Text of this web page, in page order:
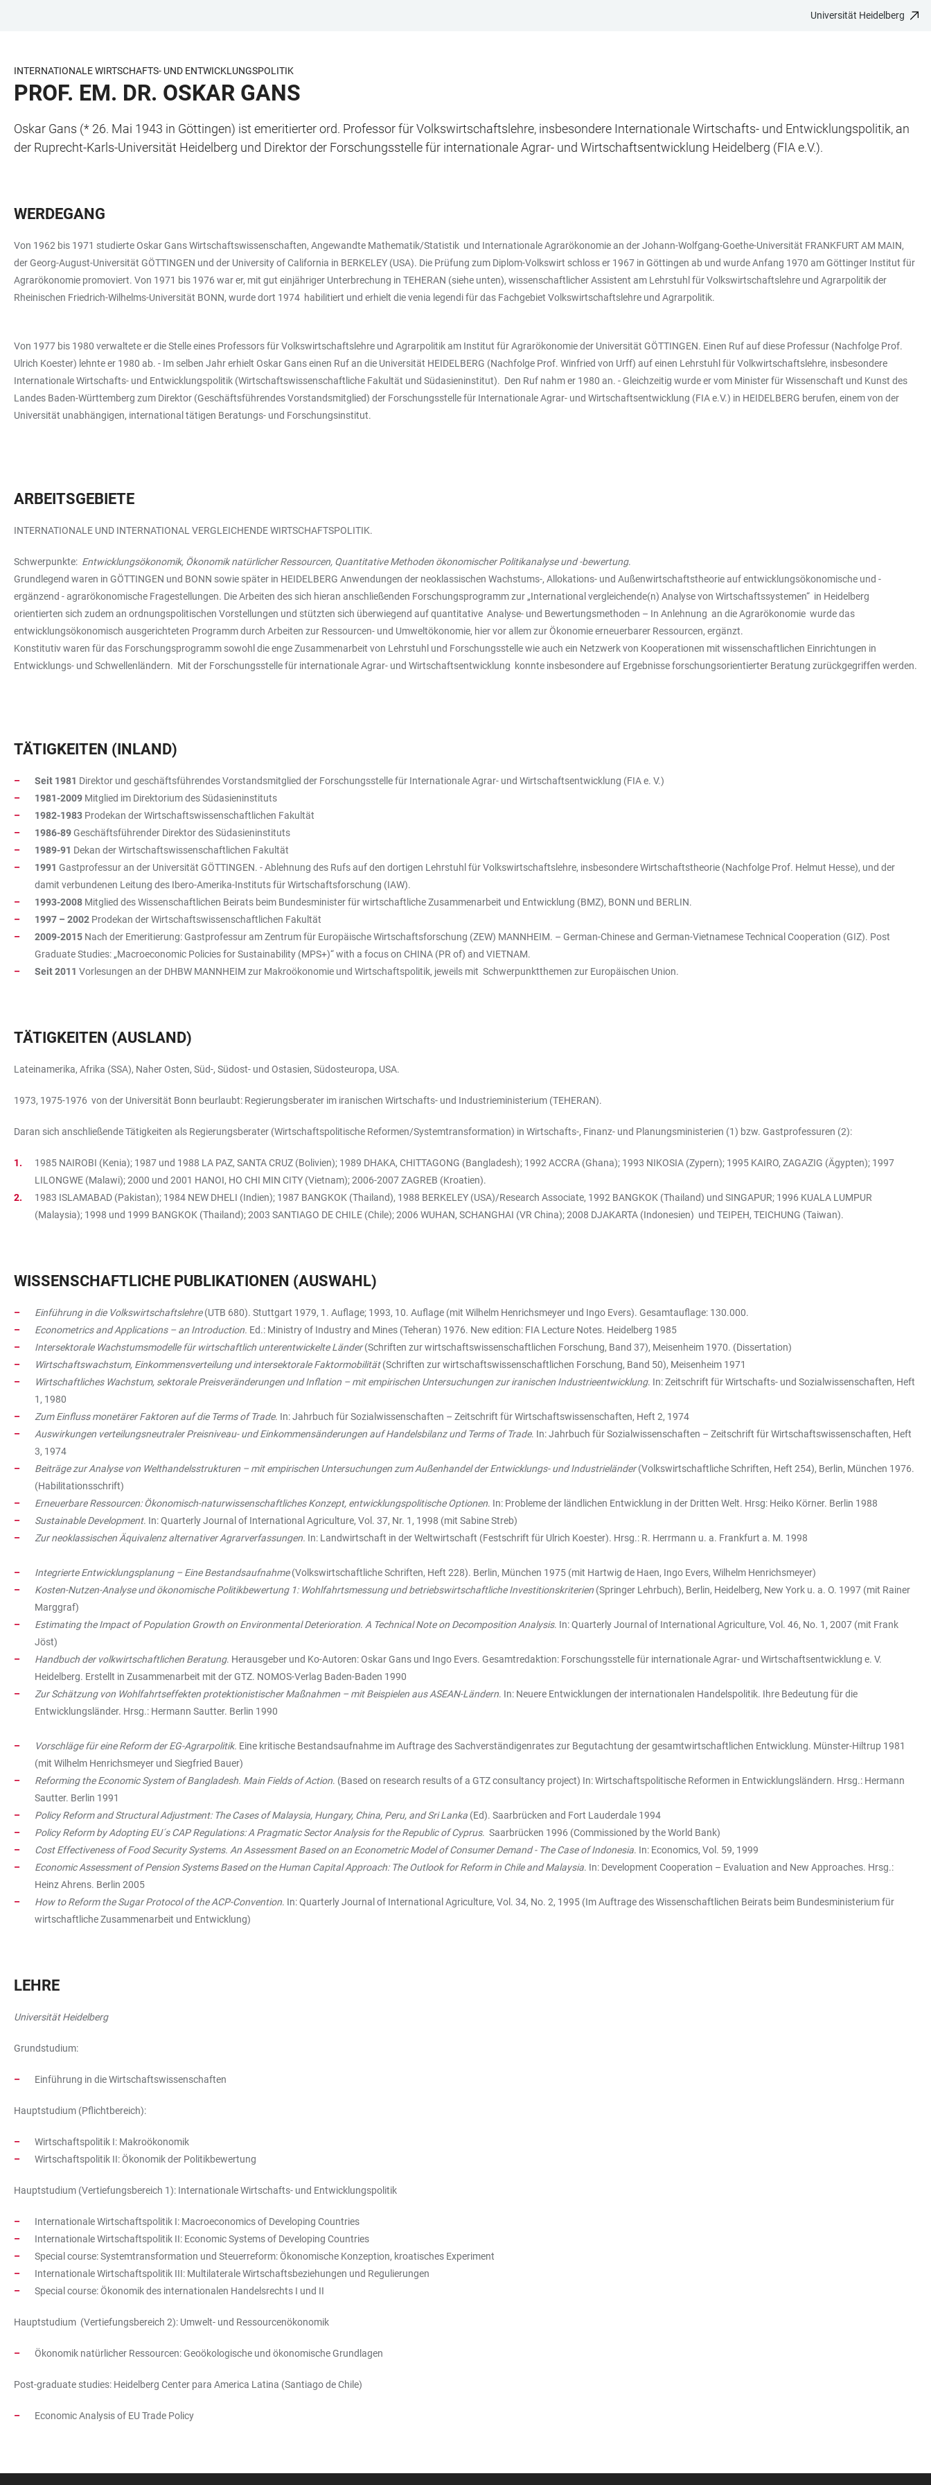
BARRIEREFREIHEIT
Universität Heidelberg
INTERNATIONALE WIRTSCHAFTS- UND ENTWICKLUNGSPOLITIK
PROF. EM. DR. OSKAR GANS
Oskar Gans (* 26. Mai 1943 in Göttingen) ist emeritierter ord. Professor für Volkswirtschaftslehre, insbesondere Internationale Wirtschafts- und Entwicklungspolitik, an
der Ruprecht-Karls-Universität Heidelberg und Direktor der Forschungsstelle für internationale Agrar- und Wirtschaftsentwicklung Heidelberg (FIA e.V.).
WERDEGANG
Von 1962 bis 1971 studierte Oskar Gans Wirtschaftswissenschaften, Angewandte Mathematik/Statistik und Internationale Agrarökonomie an der Johann-Wolfgang-Goethe-Universität FRANKFURT AM MAIN,
der Georg-August-Universität GÖTTINGEN und der University of California in BERKELEY (USA). Die Prüfung zum Diplom-Volkswirt schloss er 1967 in Göttingen ab und wurde Anfang 1970 am Göttinger Institut für
Agrarökonomie promoviert. Von 1971 bis 1976 war er, mit gut einjähriger Unterbrechung in TEHERAN (siehe unten), wissenschaftlicher Assistent am Lehrstuhl für Volkswirtschaftslehre und Agrarpolitik der
Rheinischen Friedrich-Wilhelms-Universität BONN, wurde dort 1974 habilitiert und erhielt die venia legendi für das Fachgebiet Volkswirtschaftslehre und Agrarpolitik.
Von 1977 bis 1980 verwaltete er die Stelle eines Professors für Volkswirtschaftslehre und Agrarpolitik am Institut für Agrarökonomie der Universität GÖTTINGEN. Einen Ruf auf diese Professur (Nachfolge Prof.
Ulrich Koester) lehnte er 1980 ab. - Im selben Jahr erhielt Oskar Gans einen Ruf an die Universität HEIDELBERG (Nachfolge Prof. Winfried von Urff) auf einen Lehrstuhl für Volkwirtschaftslehre, insbesondere
Internationale Wirtschafts- und Entwicklungspolitik (Wirtschaftswissenschaftliche Fakultät und Südasieninstitut). Den Ruf nahm er 1980 an. - Gleichzeitig wurde er vom Minister für Wissenschaft und Kunst des
Landes Baden-Württemberg zum Direktor (Geschäftsführendes Vorstandsmitglied) der Forschungsstelle für Internationale Agrar- und Wirtschaftsentwicklung (FIA e.V.) in HEIDELBERG berufen, einem von der
Universität unabhängigen, international tätigen Beratungs- und Forschungsinstitut.
ARBEITSGEBIETE
INTERNATIONALE UND INTERNATIONAL VERGLEICHENDE WIRTSCHAFTSPOLITIK.
Schwerpunkte: Entwicklungsökonomik, Ökonomik natürlicher Ressourcen, Quantitative Methoden ökonomischer Politikanalyse und -bewertung.
Grundlegend waren in GÖTTINGEN und BONN sowie später in HEIDELBERG Anwendungen der neoklassischen Wachstums-, Allokations- und Außenwirtschaftstheorie auf entwicklungsökonomische und -
ergänzend - agrarökonomische Fragestellungen. Die Arbeiten des sich hieran anschließenden Forschungsprogramm zur „International vergleichende(n) Analyse von Wirtschaftssystemen“ in Heidelberg
orientierten sich zudem an ordnungspolitischen Vorstellungen und stützten sich überwiegend auf quantitative Analyse- und Bewertungsmethoden – In Anlehnung an die Agrarökonomie wurde das
entwicklungsökonomisch ausgerichteten Programm durch Arbeiten zur Ressourcen- und Umweltökonomie, hier vor allem zur Ökonomie erneuerbarer Ressourcen, ergänzt.
Konstitutiv waren für das Forschungsprogramm sowohl die enge Zusammenarbeit von Lehrstuhl und Forschungsstelle wie auch ein Netzwerk von Kooperationen mit wissenschaftlichen Einrichtungen in
Entwicklungs- und Schwellenländern. Mit der Forschungsstelle für internationale Agrar- und Wirtschaftsentwicklung konnte insbesondere auf Ergebnisse forschungsorientierter Beratung zurückgegriffen werden.
TÄTIGKEITEN (INLAND)
Seit 1981 Direktor und geschäftsführendes Vorstandsmitglied der Forschungsstelle für Internationale Agrar- und Wirtschaftsentwicklung (FIA e. V.)
1981-2009 Mitglied im Direktorium des Südasieninstituts
1982-1983 Prodekan der Wirtschaftswissenschaftlichen Fakultät
1986-89Geschäftsführender Direktor des Südasieninstituts
1989-91 Dekan der Wirtschaftswissenschaftlichen Fakultät
1991 Gastprofessur an der Universität GÖTTINGEN. - Ablehnung des Rufs auf den dortigen Lehrstuhl für Volkswirtschaftslehre, insbesondere Wirtschaftstheorie (Nachfolge Prof. Helmut Hesse), und der
damit verbundenen Leitung des Ibero-Amerika-Instituts für Wirtschaftsforschung (IAW).
1993-2008 Mitglied des Wissenschaftlichen Beirats beim Bundesminister für wirtschaftliche Zusammenarbeit und Entwicklung (BMZ), BONN und BERLIN.
1997 – 2002 Prodekan der Wirtschaftswissenschaftlichen Fakultät
2009-2015 Nach der Emeritierung: Gastprofessur am Zentrum für Europäische Wirtschaftsforschung (ZEW) MANNHEIM. – German-Chinese and German-Vietnamese Technical Cooperation (GIZ). Post
Graduate Studies: „Macroeconomic Policies for Sustainability (MPS+)“ with a focus on CHINA (PR of) and VIETNAM.
Seit 2011 Vorlesungen an der DHBW MANNHEIM zur Makroökonomie und Wirtschaftspolitik, jeweils mit Schwerpunktthemen zur Europäischen Union.
TÄTIGKEITEN (AUSLAND)
Lateinamerika, Afrika (SSA), Naher Osten, Süd-, Südost- und Ostasien, Südosteuropa, USA.
1973, 1975-1976 von der Universität Bonn beurlaubt: Regierungsberater im iranischen Wirtschafts- und Industrieministerium (TEHERAN).
Daran sich anschließende Tätigkeiten als Regierungsberater (Wirtschaftspolitische Reformen/Systemtransformation) in Wirtschafts-, Finanz- und Planungsministerien (1) bzw. Gastprofessuren (2):
1985 NAIROBI (Kenia); 1987 und 1988 LA PAZ, SANTA CRUZ (Bolivien); 1989 DHAKA, CHITTAGONG (Bangladesh); 1992 ACCRA (Ghana); 1993 NIKOSIA (Zypern); 1995 KAIRO, ZAGAZIG (Ägypten); 1997
LILONGWE (Malawi); 2000 und 2001 HANOI, HO CHI MIN CITY (Vietnam); 2006-2007 ZAGREB (Kroatien).
1983 ISLAMABAD (Pakistan); 1984 NEW DHELI (Indien); 1987 BANGKOK (Thailand), 1988 BERKELEY (USA)/Research Associate, 1992 BANGKOK (Thailand) und SINGAPUR; 1996 KUALA LUMPUR
(Malaysia); 1998 und 1999 BANGKOK (Thailand); 2003 SANTIAGO DE CHILE (Chile); 2006 WUHAN, SCHANGHAI (VR China); 2008 DJAKARTA (Indonesien) und TEIPEH, TEICHUNG (Taiwan).
WISSENSCHAFTLICHE PUBLIKATIONEN (AUSWAHL)
Einführung in die Volkswirtschaftslehre(UTB 680). Stuttgart 1979, 1. Auflage; 1993, 10. Auflage (mit Wilhelm Henrichsmeyer und Ingo Evers). Gesamtauflage: 130.000.
Econometrics and Applications – an Introduction. Ed.: Ministry of Industry and Mines (Teheran) 1976. New edition: FIA Lecture Notes. Heidelberg 1985
Intersektorale Wachstumsmodelle für wirtschaftlich unterentwickelte Länder(Schriften zur wirtschaftswissenschaftlichen Forschung, Band 37), Meisenheim 1970. (Dissertation)
Wirtschaftswachstum, Einkommensverteilung und intersektorale Faktormobilität(Schriften zur wirtschaftswissenschaftlichen Forschung, Band 50), Meisenheim 1971
Wirtschaftliches Wachstum, sektorale Preisveränderungen und Inflation – mit empirischen Untersuchungen zur iranischen Industrieentwicklung. In: Zeitschrift für Wirtschafts- und Sozialwissenschaften, Heft
1, 1980
Zum Einfluss monetärer Faktoren auf die Terms of Trade. In: Jahrbuch für Sozialwissenschaften – Zeitschrift für Wirtschaftswissenschaften, Heft 2, 1974
Auswirkungen verteilungsneutraler Preisniveau- und Einkommensänderungen auf Handelsbilanz und Terms of Trade. In: Jahrbuch für Sozialwissenschaften – Zeitschrift für Wirtschaftswissenschaften, Heft
3, 1974
Beiträge zur Analyse von Welthandelsstrukturen – mit empirischen Untersuchungen zum Außenhandel der Entwicklungs- und Industrieländer(Volkswirtschaftliche Schriften, Heft 254), Berlin, München 1976.
(Habilitationsschrift)
Erneuerbare Ressourcen: Ökonomisch-naturwissenschaftliches Konzept, entwicklungspolitische Optionen. In: Probleme der ländlichen Entwicklung in der Dritten Welt. Hrsg: Heiko Körner. Berlin 1988
Sustainable Development. In: Quarterly Journal of International Agriculture, Vol. 37, Nr. 1, 1998 (mit Sabine Streb)
Zur neoklassischen Äquivalenz alternativer Agrarverfassungen. In: Landwirtschaft in der Weltwirtschaft (Festschrift für Ulrich Koester). Hrsg.: R. Herrmann u. a. Frankfurt a. M. 1998
Integrierte Entwicklungsplanung – Eine Bestandsaufnahme(Volkswirtschaftliche Schriften, Heft 228). Berlin, München 1975 (mit Hartwig de Haen, Ingo Evers, Wilhelm Henrichsmeyer)
Kosten-Nutzen-Analyse und ökonomische Politikbewertung 1: Wohlfahrtsmessung und betriebswirtschaftliche Investitionskriterien (Springer Lehrbuch), Berlin, Heidelberg, New York u. a. O. 1997 (mit Rainer
Marggraf)
Estimating the Impact of Population Growth on Environmental Deterioration. A Technical Note on Decomposition Analysis. In: Quarterly Journal of International Agriculture, Vol. 46, No. 1, 2007 (mit Frank
Jöst)
Handbuch der volkwirtschaftlichen Beratung. Herausgeber und Ko-Autoren: Oskar Gans und Ingo Evers. Gesamtredaktion: Forschungsstelle für internationale Agrar- und Wirtschaftsentwicklung e. V.
Heidelberg. Erstellt in Zusammenarbeit mit der GTZ. NOMOS-Verlag Baden-Baden 1990
Zur Schätzung von Wohlfahrtseffekten protektionistischer Maßnahmen – mit Beispielen aus ASEAN-Ländern. In: Neuere Entwicklungen der internationalen Handelspolitik. Ihre Bedeutung für die
Entwicklungsländer. Hrsg.: Hermann Sautter. Berlin 1990
Vorschläge für eine Reform der EG-Agrarpolitik. Eine kritische Bestandsaufnahme im Auftrage des Sachverständigenrates zur Begutachtung der gesamtwirtschaftlichen Entwicklung. Münster-Hiltrup 1981
(mit Wilhelm Henrichsmeyer und Siegfried Bauer)
Reforming the Economic System of Bangladesh. Main Fields of Action. (Based on research results of a GTZ consultancy project) In: Wirtschaftspolitische Reformen in Entwicklungsländern. Hrsg.: Hermann
Sautter. Berlin 1991
Policy Reform and Structural Adjustment: The Cases of Malaysia, Hungary, China, Peru, and Sri Lanka (Ed). Saarbrücken and Fort Lauderdale 1994
Policy Reform by Adopting EU´s CAP Regulations: A Pragmatic Sector Analysis for the Republic of Cyprus. Saarbrücken 1996 (Commissioned by the World Bank)
Cost Effectiveness of Food Security Systems. An Assessment Based on an Econometric Model of Consumer Demand - The Case of Indonesia. In: Economics, Vol. 59, 1999
Economic Assessment of Pension Systems Based on the Human Capital Approach: The Outlook for Reform in Chile and Malaysia. In: Development Cooperation – Evaluation and New Approaches. Hrsg.:
Heinz Ahrens. Berlin 2005
How to Reform the Sugar Protocol of the ACP-Convention. In: Quarterly Journal of International Agriculture, Vol. 34, No. 2, 1995 (Im Auftrage des Wissenschaftlichen Beirats beim Bundesministerium für
wirtschaftliche Zusammenarbeit und Entwicklung)
LEHRE
Universität Heidelberg
Grundstudium:
Einführung in die Wirtschaftswissenschaften
Hauptstudium (Pflichtbereich):
Wirtschaftspolitik I: Makroökonomik
Wirtschaftspolitik II: Ökonomik der Politikbewertung
Hauptstudium (Vertiefungsbereich 1): Internationale Wirtschafts- und Entwicklungspolitik
Internationale Wirtschaftspolitik I: Macroeconomics of Developing Countries
Internationale Wirtschaftspolitik II: Economic Systems of Developing Countries
Special course: Systemtransformation und Steuerreform: Ökonomische Konzeption, kroatisches Experiment
Internationale Wirtschaftspolitik III: Multilaterale Wirtschaftsbeziehungen und Regulierungen
Special course: Ökonomik des internationalen Handelsrechts I und II
Hauptstudium (Vertiefungsbereich 2): Umwelt- und Ressourcenökonomik
Ökonomik natürlicher Ressourcen: Geoökologische und ökonomische Grundlagen
Post-graduate studies: Heidelberg Center para America Latina (Santiago de Chile)
Economic Analysis of EU Trade Policy